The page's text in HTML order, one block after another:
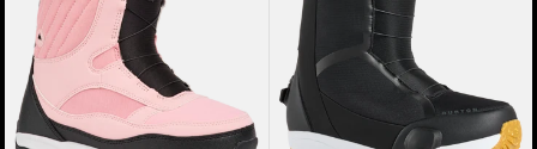
Limelight
BOA®
pour
femme
Waverange
Step
On®
homme